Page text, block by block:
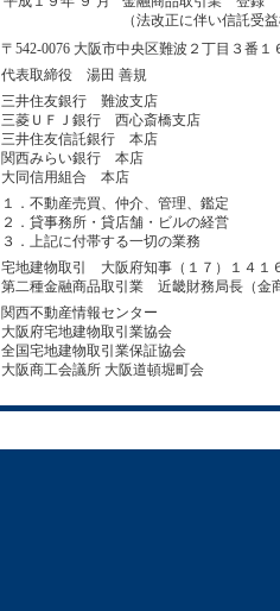
（法改正に伴い信託受
〒542-0076 大阪市中央区難波２丁目３番１
代表取締役 湯田 善規
三井住友銀行 難波支店
三菱ＵＦＪ銀行 西心斎橋支店
三井住友信託銀行 本店
関西みらい銀行 本店
大同信用組合 本店
１．不動産売買、仲介、管理、鑑定
２．貸事務所・貸店舗・ビルの経営
３．上記に付帯する一切の業務
宅地建物取引 大阪府知事（１７）１４１
第二種金融商品取引業 近畿財務局長（金
関西不動産情報センター
大阪府宅地建物取引業協会
全国宅地建物取引業保証協会
大阪商工会議所 大阪道頓堀町会